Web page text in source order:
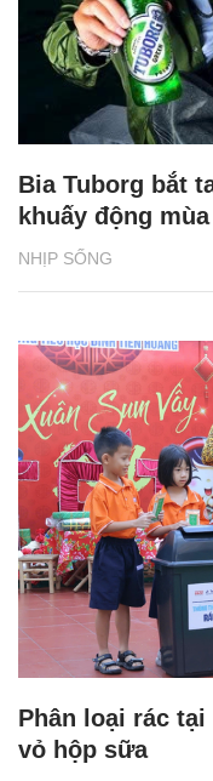
NHỊP SỐNG
Bia Tuborg bắt
khuấy động
Phân loại rác
vỏ hộp sữa